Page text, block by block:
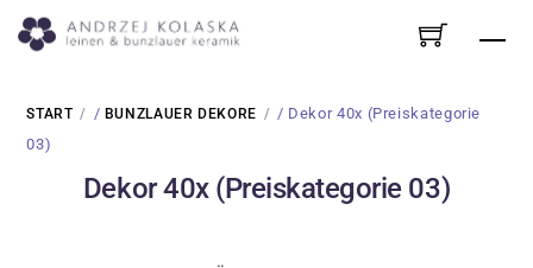
Skip
START / BUNZLAUER DEKORE
/ Dekor 40x (Preiskategorie
03)
Dekor 40x (Preiskategorie 03)